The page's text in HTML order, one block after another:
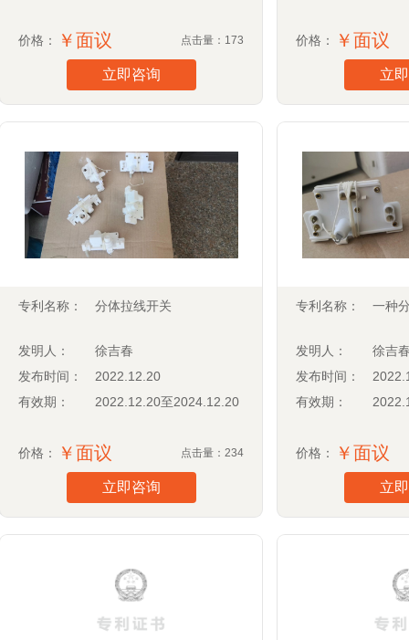
价格： ￥面议 点击量：173
立即咨询
价格： ￥面议
立
专利名称： 分体拉线开关
发明人：
徐吉春
发布时间：
2022.12.20
有效期：
2022.12.20至2024.12.20
价格： ￥面议 点击量：234
立即咨询
专利名称： 一种
发明人：
徐吉
发布时间：
有效期：
价格： ￥面议
立